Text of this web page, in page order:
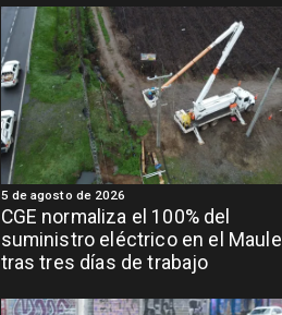
CGE normaliza el 100% del
suministro eléctrico en el Maule
tras tres días de trabajo
5 de agosto de 2026